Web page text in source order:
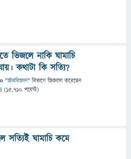
ভিজলে নাকি ঘামাচি
কথাটা কি সত্যি?
"জীববিজ্ঞান" বিভাগে জিজ্ঞাসাকরেছেন
(15,710 পয়েন্ট)
সত্যিই ঘামাচি কমে